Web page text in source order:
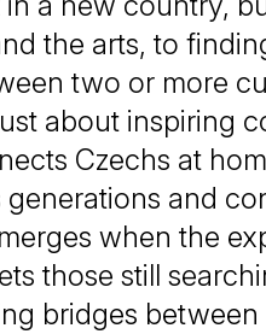
the arts, to
two or more
about inspiring
Czechs at
generations and
when the
those still
bridges